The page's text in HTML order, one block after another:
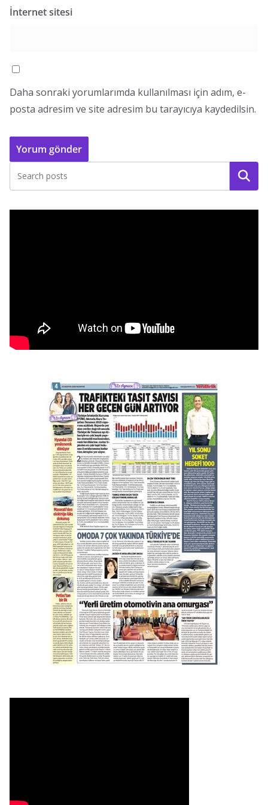
İnternet sitesi
Daha sonraki yorumlarımda kullanılması için adım, e-
posta adresim ve site adresim bu tarayıcıya kaydedilsin.
Ara